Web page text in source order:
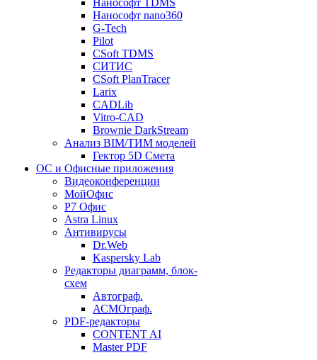
Нанософт TDMS
Нанософт nano360
G-Tech
Pilot
CSoft TDMS
СИТИС
CSoft PlanTracer
Larix
CADLib
Vitro-CAD
Brownie DarkStream
Анализ BIM/ТИМ моделей
Гектор 5D Смета
ОС и Офисные приложения
Видеоконференции
МойОфис
P7 Офис
Astra Linux
Антивирусы
Dr.Web
Kaspersky Lab
Редакторы диаграмм, блок-
схем
Автограф.
АСМОграф.
PDF-редакторы
CONTENT AI
Master PDF